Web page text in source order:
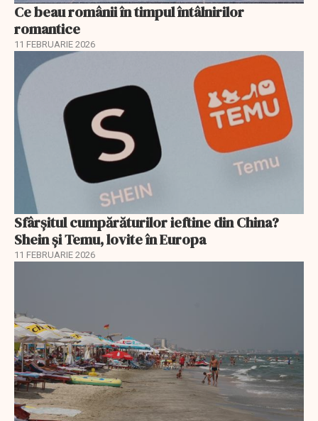
Ce beau românii în timpul întâlnirilor
romantice
11 FEBRUARIE 2026
Sfârșitul cumpărăturilor ieftine din China?
Shein și Temu, lovite în Europa
11 FEBRUARIE 2026